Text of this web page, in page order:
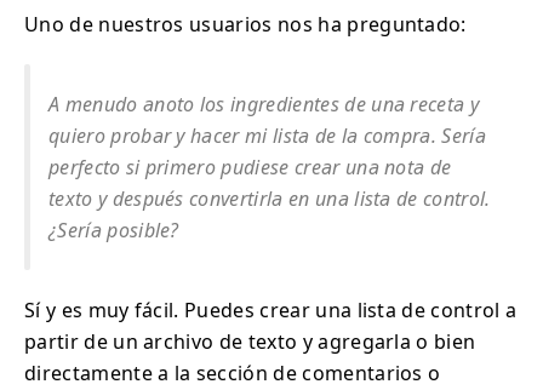
Uno de nuestros usuarios nos ha preguntado:
A menudo anoto los ingredientes de una receta y
quiero probar y hacer mi lista de la compra. Sería
perfecto si primero pudiese crear una nota de
texto y después convertirla en una lista de control.
¿Sería posible?
Sí y es muy fácil. Puedes crear una lista de control a
partir de un archivo de texto y agregarla o bien
directamente a la sección de comentarios o